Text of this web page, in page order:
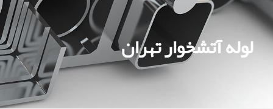
لوله آتشخوار تهران